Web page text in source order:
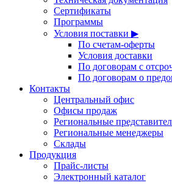
Сертификаты
Программы
Условия поставки ▶
По счетам-оферты
Условия доставки
По договорам с
По договорам о
Контакты
Центральный офис
Офисы продаж
Региональные
Региональные менеджеры
Склады
Продукция
Прайс-листы
Электронный каталог